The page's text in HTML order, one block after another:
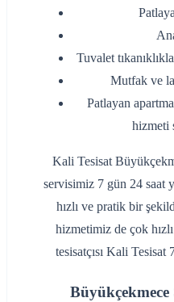
‌Tuvalet
‌Mutfak ve
‌Patlayan
hizmeti
Kali Tesisat
servisimiz 7 gün 24 saat
hızlı ve pratik bir
hizmetimiz de çok
tesisatçısı Kali Tesisat
Büyükçekmece